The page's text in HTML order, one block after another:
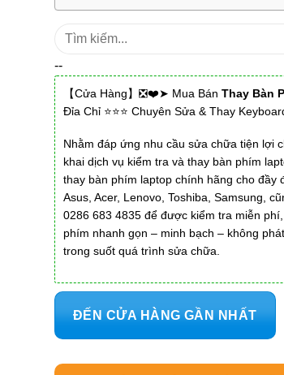
Tìm
--
【Cửa Hàng】❎❤️➤ Mua Bán Thay Bàn
Đỉa Chỉ ⭐⭐⭐ Chuyên Sửa & Thay
Nhằm đáp ứng nhu cầu sửa chữa tiện lợi
khai dịch vụ kiểm tra và thay bàn phím
thay bàn phím laptop chính hãng cho đầy
Asus, Acer, Lenovo, Toshiba, Samsung,
0286 683 4835 để được kiểm tra miễn
phím nhanh gọn – minh bạch – không
trong suốt quá trình sửa chữa.
ĐẾN CỬA HÀNG GẦN NHẤT